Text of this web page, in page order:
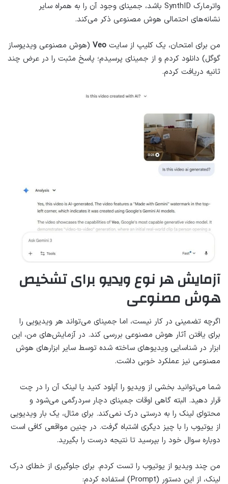
واترمارک SynthID باشد، جمینای وجود آن را به همراه سایر
نشانه‌های احتمالی هوش مصنوعی ذکر می‌کند.
من برای امتحان، یک کلیپ از سایت Veo (هوش مصنوعی ویدیوساز
گوگل) دانلود کردم و از جمینای پرسیدم؛ پاسخ مثبت را در عرض چند
ثانیه دریافت کردم.
آزمایش هر نوع ویدیو برای تشخیص
هوش مصنوعی
اگرچه تضمینی در کار نیست، اما جمینای می‌تواند هر ویدیویی را
برای یافتن آثار هوش مصنوعی بررسی کند. در آزمایش‌های من، این
ابزار در شناسایی ویدیوهای ساخته شده توسط سایر ابزارهای هوش
مصنوعی نیز عملکرد خوبی داشت.
شما می‌توانید بخشی از ویدیو را آپلود کنید یا لینک آن را در چت
قرار دهید. البته گاهی اوقات جمینای دچار سردرگمی می‌شود و
محتوای لینک را به درستی درک نمی‌کند. برای مثال، یک بار ویدیویی
از یوتیوب را با چیز دیگری اشتباه گرفت. در چنین مواقعی کافی است
دوباره سوال خود را بپرسید تا نتیجه درست را بگیرید.
من چند ویدیو از یوتیوب را تست کردم. برای جلوگیری از خطای درک
لینک، از این دستور (Prompt) استفاده کردم: